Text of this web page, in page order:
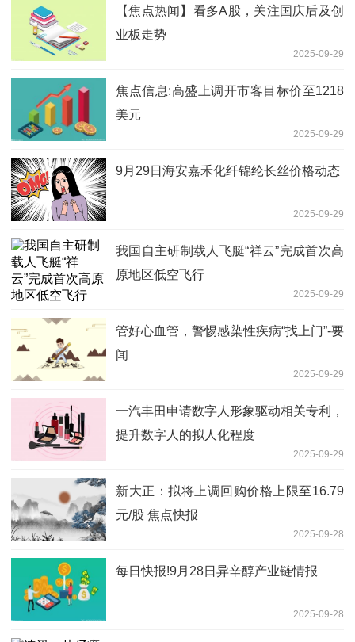
【焦点热闻】看多A股，关注国庆后及创
业板走势
2025-09-29
焦点信息:高盛上调开市客目标价至1218
美元
2025-09-29
9月29日海安嘉禾化纤锦纶长丝价格动态
2025-09-29
我国自主研制载人飞艇“祥云”完成首次高
原地区低空飞行
2025-09-29
管好心血管，警惕感染性疾病“找上门”-要
闻
2025-09-29
一汽丰田申请数字人形象驱动相关专利，
提升数字人的拟人化程度
2025-09-29
新大正：拟将上调回购价格上限至16.79
元/股 焦点快报
2025-09-28
每日快报!9月28日异辛醇产业链情报
2025-09-28